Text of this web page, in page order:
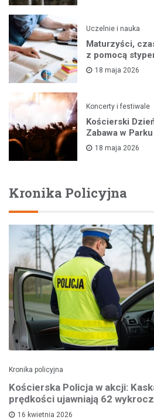
Uczelnie i nauka
Maturzyści,
z pomocą
18 maja 2026
Koncerty i festiwale
Kościerski
Zabawa w
18 maja 2026
Kronika Policyjna
Kronika policyjna
Kościerska Policja w akcji:
prędkości ujawniają 62
16 kwietnia 2026